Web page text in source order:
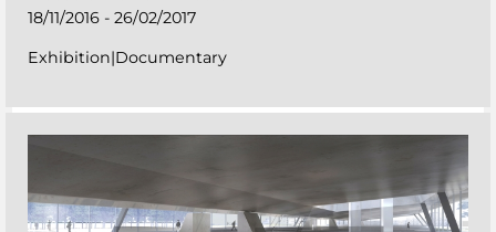
18/11/2016 - 26/02/2017
Exhibition|Documentary